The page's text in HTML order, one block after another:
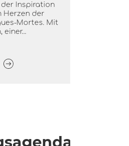
der Inspiration
Herzen der
Mortes. Mit
einer...